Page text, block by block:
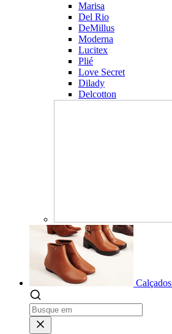
Marisa
Del Rio
DeMillus
Moderna
Lucitex
Plié
Love Secret
Dilady
Delcotton
Calçados